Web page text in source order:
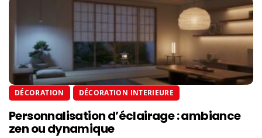
DÉCORATION DÉCORATION INTERIEURE
Personnalisation d’éclairage : ambiance
zen ou dynamique